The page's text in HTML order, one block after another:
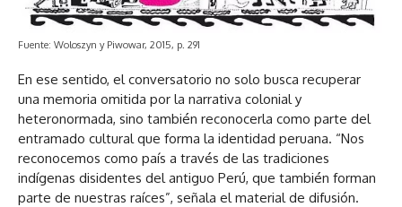
Fuente: Woloszyn y Piwowar, 2015, p. 291
En ese sentido, el conversatorio no solo busca recuperar
una memoria omitida por la narrativa colonial y
heteronormada, sino también reconocerla como parte del
entramado cultural que forma la identidad peruana. “Nos
reconocemos como país a través de las tradiciones
indígenas disidentes del antiguo Perú, que también forman
parte de nuestras raíces”, señala el material de difusión.